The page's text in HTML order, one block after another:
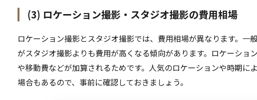
(3) ロケーション撮影・スタジオ撮影の費用相場
ロケーション撮影とスタジオ撮影では、費用相場が異なります。一
がスタジオ撮影よりも費用が高くなる傾向があります。ロケーショ
や移動費などが加算されるためです。人気のロケーションや時期に
場合もあるので、事前に確認しておきましょう。